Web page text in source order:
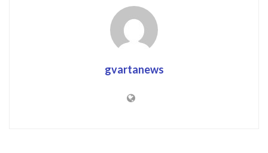
gvartanews